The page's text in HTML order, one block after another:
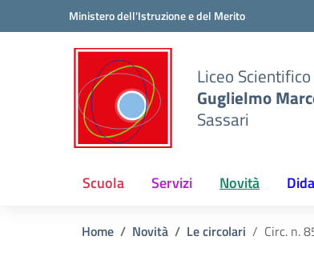
Vai ai contenuti
Vai al menu di navigazioneMinistero dell'Istruzione e del Merito
Liceo
Guglielmo
Sassari
Scuola Servizi Novità
Home Novità Le circolari Circ. n.